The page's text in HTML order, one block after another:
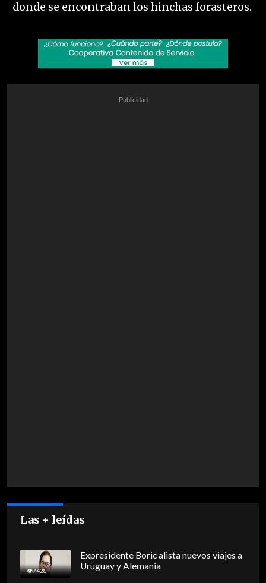
donde se encontraban los hinchas forasteros.
Las + leídas
7428
Expresidente Boric alista nuevos viajes a
Uruguay y Alemania